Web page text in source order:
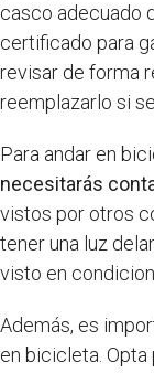
casco adecuado
certificado para
revisar de forma
reemplazarlo si
Para andar en
necesitarás
vistos por otros
tener una luz
visto en
Además, es
en bicicleta.